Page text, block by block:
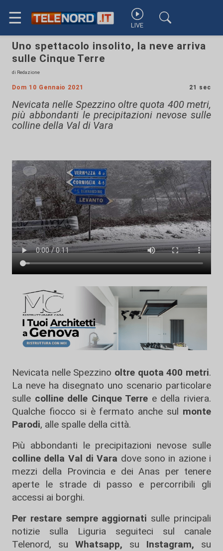
☰ LIVE
Uno spettacolo insolito, la neve arriva
sulle Cinque Terre
di Redazione
Dom 10 Gennaio 2021 21 sec
Nevicata nelle Spezzino oltre quota 400 metri,
più abbondanti le precipitazioni nevose sulle
colline della Val di Vara
Nevicata nelle Spezzino oltre quota 400 metri.
La neve ha disegnato uno scenario particolare
sulle colline delle Cinque Terre e della riviera.
Qualche fiocco si è fermato anche sul monte
Parodi, alle spalle della città.
Più abbondanti le precipitazioni nevose sulle
colline della Val di Vara dove sono in azione i
mezzi della Provincia e dei Anas per tenere
aperte le strade di passo e percorribili gli
accessi ai borghi.
Per restare sempre aggiornati sulle principali
notizie sulla Liguria seguiteci sul canale
Telenord, su
Whatsapp, su Instagram, su